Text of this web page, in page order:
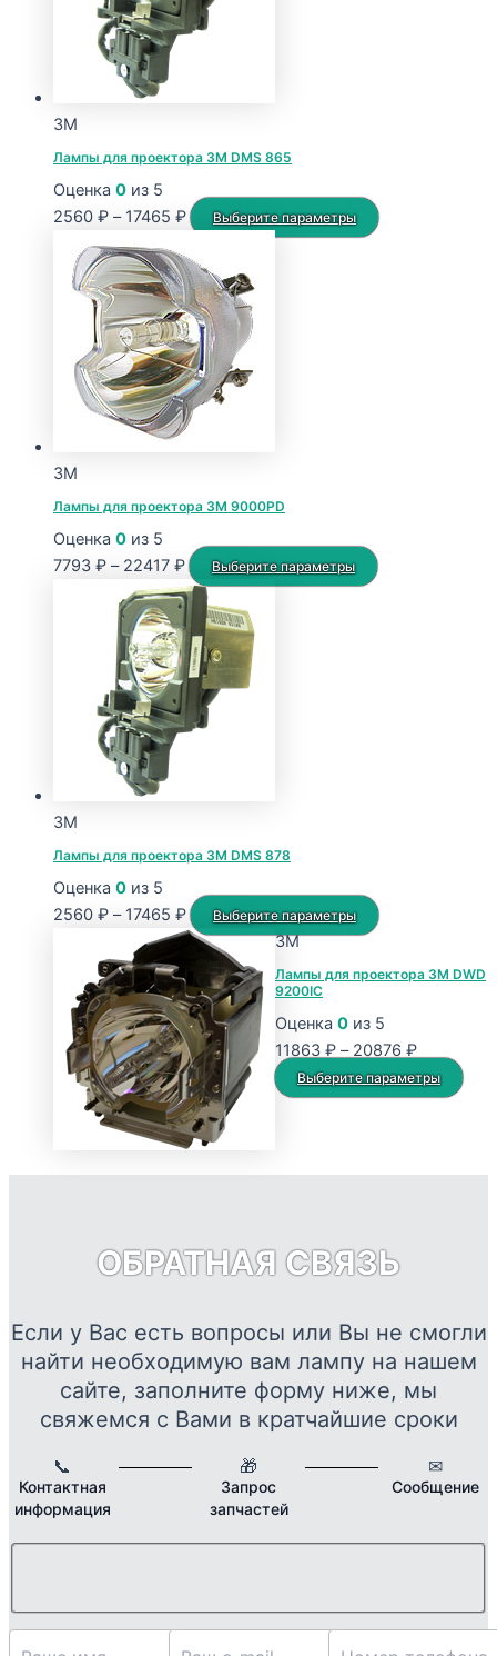
3M
Лампы для проектора 3M DMS 865
Оценка 0 из 5
2560 ₽ – 17465 ₽Диапазон
2560 ₽
–
17465 ₽
Выберите параметры
Этот
3M
Лампы для проектора 3M 9000PD
Оценка 0 из 5
7793 ₽ – 22417 ₽Диапазон
цен:
7793 ₽
–
22417 ₽
Выберите параметры
Этот
3M
Лампы для проектора 3M DMS 878
Оценка 0 из 5
2560 ₽ – 17465 ₽Диапазон
цен:
2560 ₽
–
17465 ₽
Выберите параметры
Этот
имеет
вариаций.
Опции
можно
выбрать
товара.
3M
Лампы для проектора 3M DWD
9200IC
Оценка 0 из 5
11863 ₽ – 20876 ₽Диапазон
цен:
11863 ₽
Выберите параметры
ОБРАТНАЯ СВЯЗЬ
Если у Вас есть вопросы или Вы не смогли
найти необходимую вам лампу на нашем
сайте, заполните форму ниже, мы
свяжемся с Вами в кратчайшие сроки
📞
Контактная
информация
🎁
Запрос
запчастей
✉
Сообщение